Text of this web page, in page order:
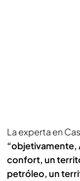
La experta en
“objetivamente,
confort, un
petróleo, un